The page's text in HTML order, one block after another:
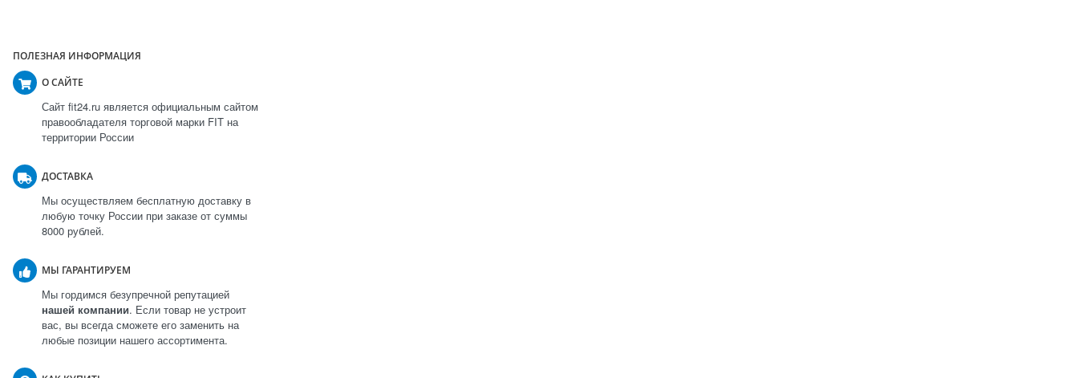
ПОЛЕЗНАЯ ИНФОРМАЦИЯ
О САЙТЕ
Сайт fit24.ru является официальным сайтом
правообладателя торговой марки FIT на
территории России
ДОСТАВКА
Мы осуществляем бесплатную доставку в
любую точку России при заказе от суммы
8000 рублей.
МЫ ГАРАНТИРУЕМ
Мы гордимся безупречной репутацией
нашей компании. Если товар не устроит
вас, вы всегда сможете его заменить на
любые позиции нашего ассортимента.